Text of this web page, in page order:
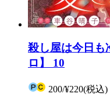
殺し屋は今日も
ロ】 10
200/¥220(税込)